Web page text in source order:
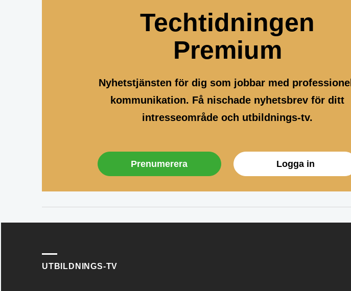
Techtidningen
Premium
Nyhetstjänsten för dig som jobbar med professionell
kommunikation. Få nischade nyhetsbrev för ditt
intresseområde och utbildnings-tv.
Prenumerera Logga in
UTBILDNINGS-TV